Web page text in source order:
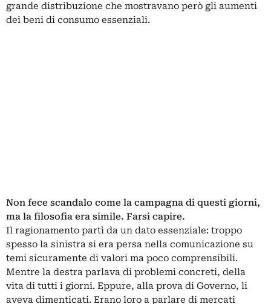
grande distribuzione che mostravano però gli aumenti
dei beni di consumo essenziali.
Non fece scandalo come la campagna di questi giorni,
ma la filosofia era simile. Farsi capire.
Il ragionamento partì da un dato essenziale: troppo
spesso la sinistra si era persa nella comunicazione su
temi sicuramente di valori ma poco comprensibili.
Mentre la destra parlava di problemi concreti, della
vita di tutti i giorni. Eppure, alla prova di Governo, li
aveva dimenticati. Erano loro a parlare di mercati